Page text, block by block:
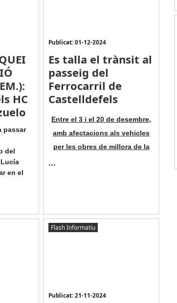
HC
passar
del
en el
Publicat: 01-12-2024
Es talla el trànsit al
passeig del
Ferrocarril de
Castelldefels
Entre el 3 i el 20 de desembre,
amb afectacions als vehicles
per les obres de millora de la
...
Flash Informatiu
Publicat: 21-11-2024